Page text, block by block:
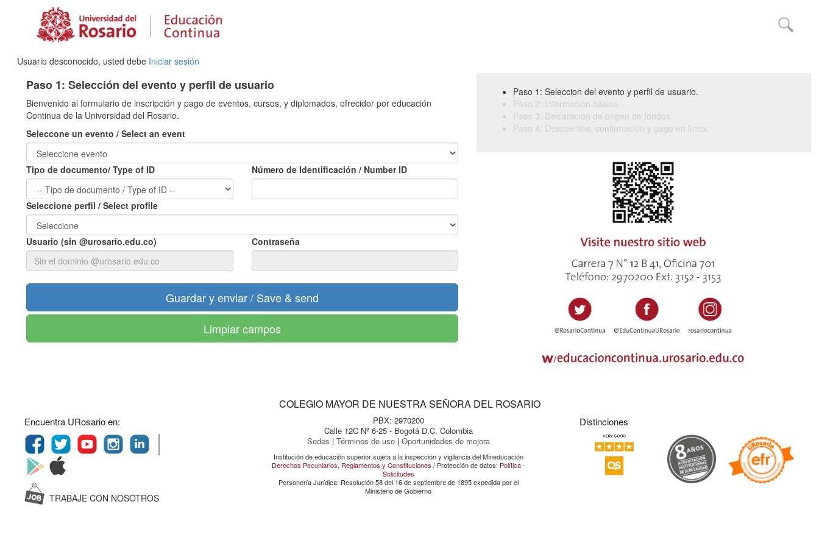
Usuario desconocido, usted debe Iniciar sesión
Paso 1: Selección del evento y perfil de usuario
Bienvenido al formulario de inscripción y pago de eventos, cursos, y diplomados, ofrecidor por educación
Continua de la Universidad del Rosario.
Seleccone un evento / Select an event
Tipo de documento/ Type of ID Número de Identificación / Number ID
Seleccione perfil / Select profile
Usuario (sin @urosario.edu.co) Contraseña
Limpiar campos
Paso 1: Seleccion del evento y perfil de usuario.
Paso 2: Información básica.
Paso 3: Declaración de origen de fondos.
Paso 4: Descuentos, confirmación y pago en línea.
COLEGIO MAYOR DE NUESTRA SEÑORA DEL ROSARIO
Encuentra URosario en:
TRABAJE CON NOSOTROS
PBX: 2970200
Calle 12C Nº 6-25 - Bogotá D.C. Colombia
Sedes | Términos de uso | Oportunidades de mejora
Institución de educación superior sujeta a la inspección y vigilancia del Mineducación
Derechos Pecuniarios, Reglamentos y Constituciones / Protección de datos: Política-
Solicitudes
Personería Jurídica: Resolución 58 del 16 de septiembre de 1895 expedida por el
Ministerio de Gobierno
Distinciones